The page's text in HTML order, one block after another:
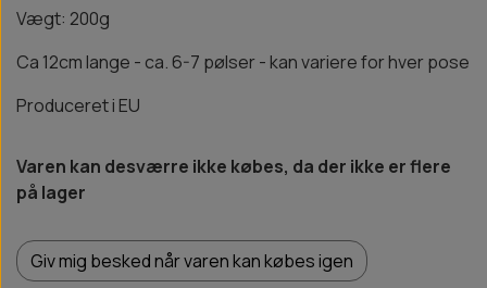
Vægt: 200g
Ca 12cm lange - ca. 6-7 pølser - kan variere for hver pose
Produceret i EU
Varen kan desværre ikke købes, da der ikke er flere
på lager
Giv mig besked når varen kan købes igen